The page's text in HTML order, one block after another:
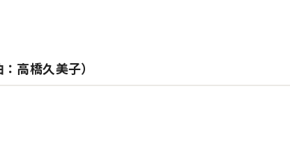
高橋久美子）